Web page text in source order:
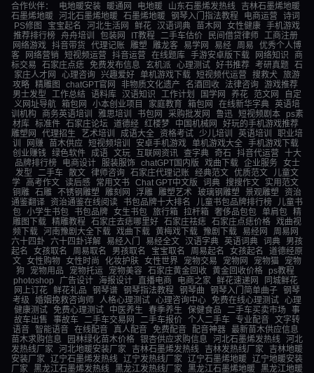
合作伙伴： 电地暖安装 暖通网 电地暖 山东石墨烯发热线
吉林石墨烯地暖
石墨烯地暖
河北石墨烯地暖 石墨烯地暖 钢琴入门指法教程 电商运营
诗词
PS修图
宝宝起名 河北生活网 鲜花 汉语词典 苗木网 女性健康 手机游戏
推荐排行榜
舟舟培训 包装网 IT教程 二手车估价 民间借贷律师
工商注册
网络游戏 抖音带货 代理记账 雕塑 雕龙客 易学网 易经 周易
优秀个人博
客
网络营销 短视频运营 抖音运营 在线题库 手游安卓版下载 网络知识
商
标交易
石家庄点痣 免费发布信息 玄机派 心理测试 好书推荐 考研真题 石
家庄人才网
心理咨询 兴趣爱好 单机游戏下载 短视频代运营 搜救犬 旅游
攻略 精雕图 chatGPT官网 非物质文化遗产 名酒回收 法律咨询 游戏推荐
男士发型
工作总结 语料库 汉语知识 工作计划 国学网 养花 范文网
自定
义网址导航 箱包网 小本创业项目 家庭教育 箱包网 在线新华字典 英语培
训机构
商务英语培训 雅思培训 书包网 采购批发网 鲁迅 短视频剧本
ps素
材库
标准件 石家庄论坛 道德经 红楼梦 中国机械网
好玩的手机游戏推荐
雕塑网
代理招生 艺术培训 成语大全 资格考试 少儿培训 英语培训
职业培
训
网赚 苗木供应 短视频培训 安卓手机游戏 单机游戏大全
手机游戏下载
创业赚钱
绿色软件 成语 文玩 互联网资讯 查字典 奇石 抖音代运营 十大
品牌排行榜
电商设计 服装服饰 chatGPT国内版 戏曲下载 企业服务
女士
发型
二手车 散文 律师咨询 石家庄代理记账 经典范文 优质范文
儿童文
学 高考作文 读后感 常用文书 Chat GPT中文版 词典 搜搜作文
实用范文
铜雕 石雕 不锈钢雕塑 雕刻网 浮雕 雕塑艺术 玻璃钢雕塑 景观雕塑
资治
通鉴翻译
资治通鉴在线阅读 书包品牌十大排名 儿童书包品牌排行榜
儿童书
包 小学生书包 书包品牌 女生书包 旅行箱 拉杆箱 奢侈品包包 单肩包 精
雕图下载 精雕教程 石家庄去痣哪里好 石家庄祛痣 石家庄点痣价格 戏曲视
频下载
河南豫剧大全下载 戏曲下载 黄梅戏下载 豫剧下载 易经网
周易网
六十四卦
六十四卦详解 易经入门 易经全文 汉语字典 英语词典 词典
男孩
起名
女孩取名 周易取名 男孩取名 宝宝取名 周易起名 女孩起名
道德经原
文 女性购物 女性时尚 化妆护肤 女性世界 宠物交易 宠物网 宠物猫
宠物
狗
宠物用品 宠物托运 宠物美容 石家庄黄金回收 黄金回收价格
ps教程
photoshop
广告设计 海报设计 直播电商 电商之家 鲜花速递网
同城鲜花
网上订花 鲜花礼品 钢琴谱 钢琴指法教程 钢琴曲 钢琴入门简单曲子 钢琴
考级
婚姻挽救咨询师 人格心理测试 心理咨询中心 免费在线心理测试 心理
健康测试
免费心理测试 中医养生 春季养生 保健食品 二手车买卖市场
事
故车出售
事故车 二手车交易网 二手车报价 个人二手车 专业配音 文字转
语音
智能语音 在线配音 真人配音 免费配音 配音神器
最新苗木供应信息
苗木求购信息
园林绿化苗木价格 银杏供应求购信息 河北石墨烯发热线
河北
发热线厂家
河北地暖安装厂家 吉林石墨烯发热线 吉林发热线厂家
吉林地暖
安装厂家
辽宁石墨烯发热线 辽宁发热线厂家 辽宁石墨烯地暖 辽宁地暖安装
厂家
黑龙江石墨烯发热线 黑龙江发热线厂家 黑龙江石墨烯地暖 黑龙江地暖